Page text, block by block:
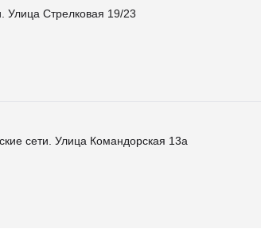
Улица Стрелковая 19/23
сети. Улица Командорская 13а